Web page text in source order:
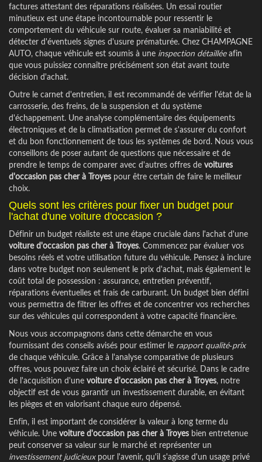
factures attestant des réparations réalisées. Un essai routier
minutieux est une étape incontournable pour ressentir le
comportement du véhicule sur route, évaluer sa maniabilité et
détecter d'éventuels signes d'usure prématurée. Chez CHAMPAGNE
AUTO, chaque véhicule est soumis à une inspection détailléeafin
que vous puissiez connaître précisément son état avant toute
décision d'achat.
Outre le carnet d'entretien, il est recommandé de vérifier l'état de la
carrosserie, des freins, de la suspension et du système
d'échappement. Une analyse complémentaire des équipements
électroniques et de la climatisation permet de s'assurer du confort
et du bon fonctionnement de tous les systèmes de bord. Nous vous
conseillons de poser autant de questions que nécessaire et de
prendre le temps de comparer avec d'autres offres de voitures
d'occasion pas cher à Troyes pour être certain de faire le meilleur
choix.
Quels sont les critères pour fixer un budget pour
l'achat d'une voiture d'occasion ?
Définir un budget réaliste est une étape cruciale dans l'achat d'une
voiture d'occasion pas cher à Troyes. Commencez par évaluer vos
besoins réels et votre utilisation future du véhicule. Pensez à inclure
dans votre budget non seulement le prix d'achat, mais également le
coût total de possession : assurance, entretien préventif,
réparations éventuelles et frais de carburant. Un budget bien défini
vous permettra de filtrer les offres et de concentrer vos recherches
sur des véhicules qui correspondent à votre capacité financière.
Nous vous accompagnons dans cette démarche en vous
fournissant des conseils avisés pour estimer le rapport qualité-prix
de chaque véhicule. Grâce à l'analyse comparative de plusieurs
offres, vous pouvez faire un choix éclairé et sécurisé. Dans le cadre
de l'acquisition d'une voiture d'occasion pas cher à Troyes, notre
objectif est de vous garantir un investissement durable, en évitant
les pièges et en valorisant chaque euro dépensé.
Enfin, il est important de considérer la valeur à long terme du
véhicule. Une voiture d'occasion pas cher à Troyes bien entretenue
peut conserver sa valeur sur le marché et représenter un
investissement judicieuxpour l'avenir, qu'il s'agisse d'un usage privé